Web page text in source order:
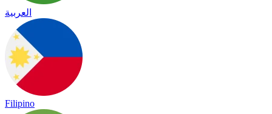
العربية
Filipino